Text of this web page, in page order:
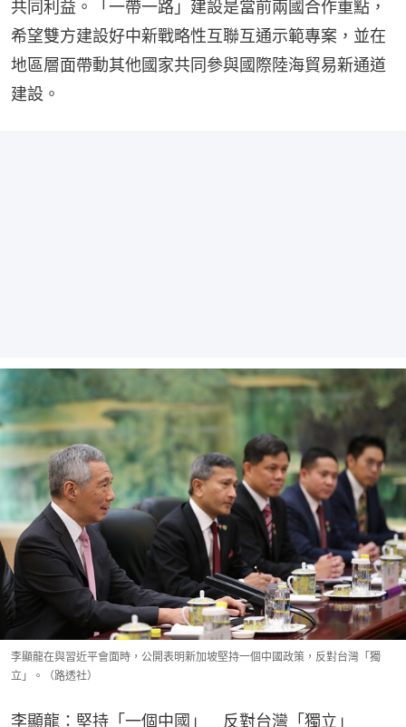
共同利益。「一帶一路」建設是當前兩國合作重點，
希望雙方建設好中新戰略性互聯互通示範專案，並在
地區層面帶動其他國家共同參與國際陸海貿易新通道
建設。
李顯龍在與習近平會面時，公開表明新加坡堅持一個中國政策，反對台灣「獨
立」。（路透社）
李顯龍：堅持「一個中國」　反對台灣「獨立」